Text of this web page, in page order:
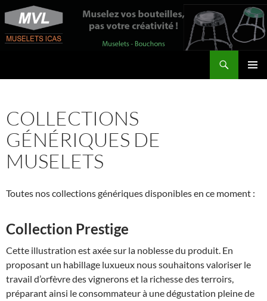
Aller
au
contenu
COLLECTIONS
GÉNÉRIQUES DE
MUSELETS
Toutes nos collections génériques disponibles en ce moment :
Collection Prestige
Cette illustration est axée sur la noblesse du produit. En
proposant un habillage luxueux nous souhaitons valoriser le
travail d’orfèvre des vignerons et la richesse des terroirs,
préparant ainsi le consommateur à une dégustation pleine de